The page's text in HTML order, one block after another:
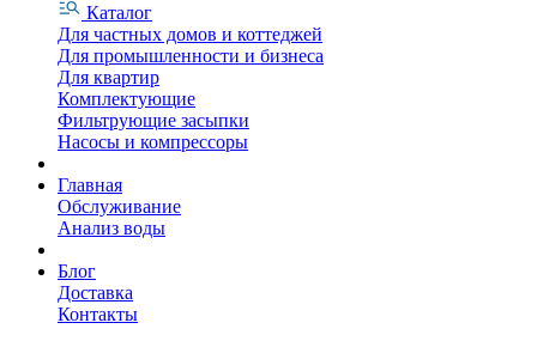
Каталог
Для частных домов и коттеджей
Для промышленности и бизнеса
Для квартир
Комплектующие
Фильтрующие засыпки
Насосы и компрессоры
Главная
Обслуживание
Анализ воды
Блог
Доставка
Контакты